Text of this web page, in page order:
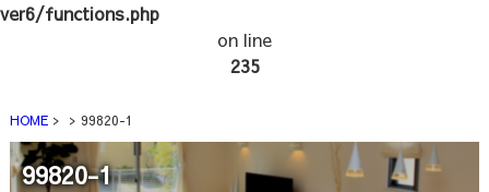
ver6/functions.php
on line
235
HOME 99820-1
99820-1